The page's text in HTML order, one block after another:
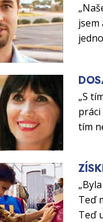
jsem
„S
tím
Teď
Teď